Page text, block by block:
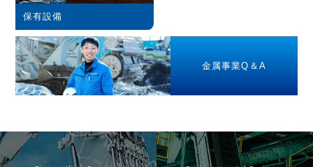
保有設備
金属事業Q＆A